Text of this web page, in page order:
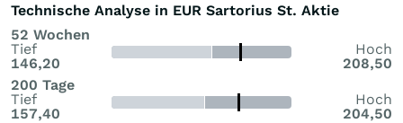
Technische Analyse in EUR Sartorius St. Aktie
52 Wochen
Tief
146,20
Hoch
208,50
200 Tage
Tief
157,40
Hoch
204,50